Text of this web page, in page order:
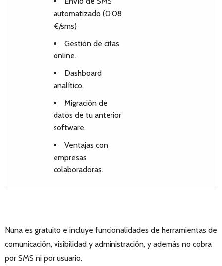
automatizado (0.08
€/sms)
Gestión de citas
online.
Dashboard
analítico.
Migración de
datos de tu anterior
software.
Ventajas con
empresas
colaboradoras.
Nuna es gratuito e incluye funcionalidades de herramientas de
comunicación, visibilidad y administración, y además no cobra
por SMS ni por usuario.